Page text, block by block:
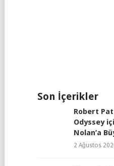
Son İçerikler
Robert
Odyssey
Nolan’a
2 Ağustos